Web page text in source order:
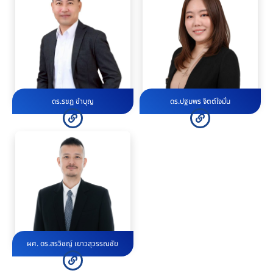
ดร.รชฏ ขำบุญ ดร.ปฐมพร จิตต์ใจมั่น
ผศ. ดร.สรวิชญ์ เยาวสุวรรณชัย